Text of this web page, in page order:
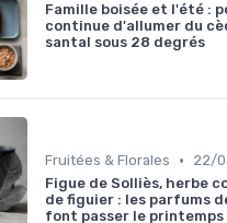
Famille boisée et l'été :
continue d'allumer du
santal sous 28 degrés
Fruitées & Florales •
22/
Figue de Solliès, herbe
de figuier : les parfums
font passer le printemps